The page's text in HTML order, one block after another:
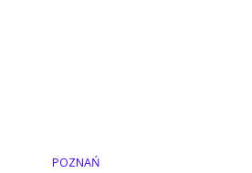
POZNAŃ